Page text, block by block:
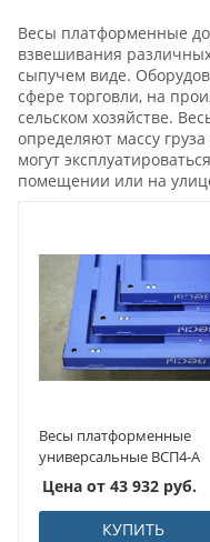
Весы платформенные
взвешивания
сыпучем виде.
сфере торговли, на
сельском хозяйстве.
определяют массу
могут
помещении или на
Весы платформенные
универсальные ВСП4-А
Цена от 43 932 руб.
КУПИТЬ